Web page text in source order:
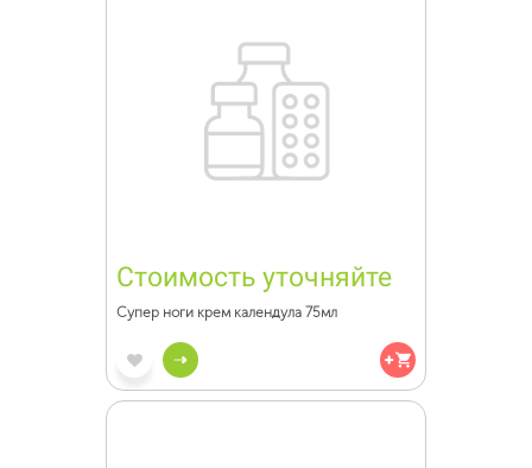
Стоимость уточняйте
Супер ноги крем календула 75мл